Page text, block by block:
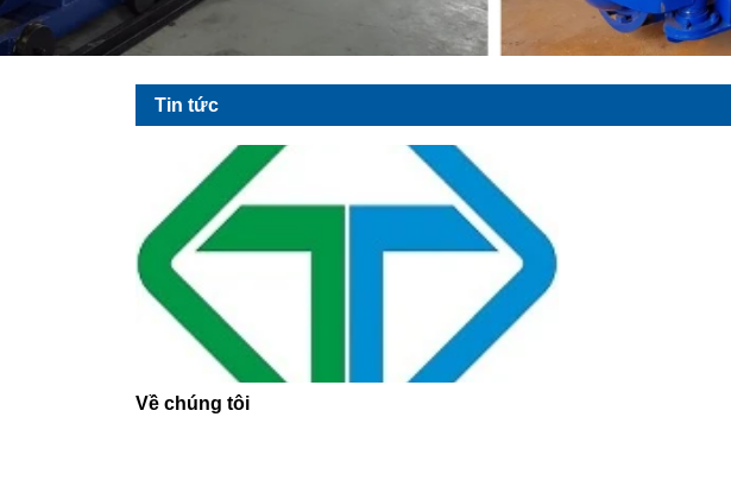
Tin tức
Về chúng tôi